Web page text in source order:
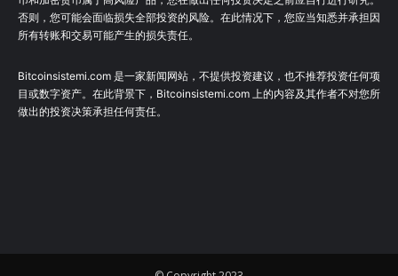
否则，您可能会面临损失全部投资的风险。在此情况下，您应当知悉并承担因
所有转账和交易可能产生的损失责任。
Bitcoinsistemi.com 是一家新闻网站，不提供投资建议，也不推荐投资任何项
目或数字资产。在此背景下，Bitcoinsistemi.com 上的内容及其作者不对您所
做出的投资决策承担任何责任。